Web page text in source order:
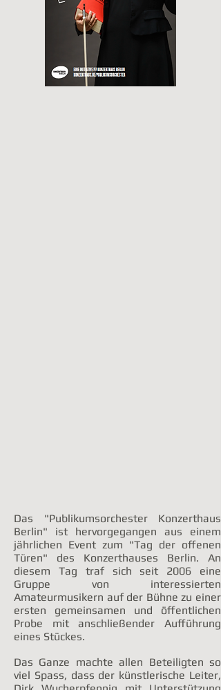
Das "Publikumsorchester Konzerthaus
Berlin" ist hervorgegangen aus einem
jährlichen Event zum "Tag der offenen
Türen" des Konzerthauses Berlin. An
diesem Tag traf sich seit 2006 eine
Gruppe von interessierten
Amateurmusikern auf der Bühne zu einer
ersten gemeinsamen und öffentlichen
Probe mit anschließender Aufführung
eines Stückes.
Das Ganze machte allen Beteiligten so
viel Spass, dass der künstlerische Leiter,